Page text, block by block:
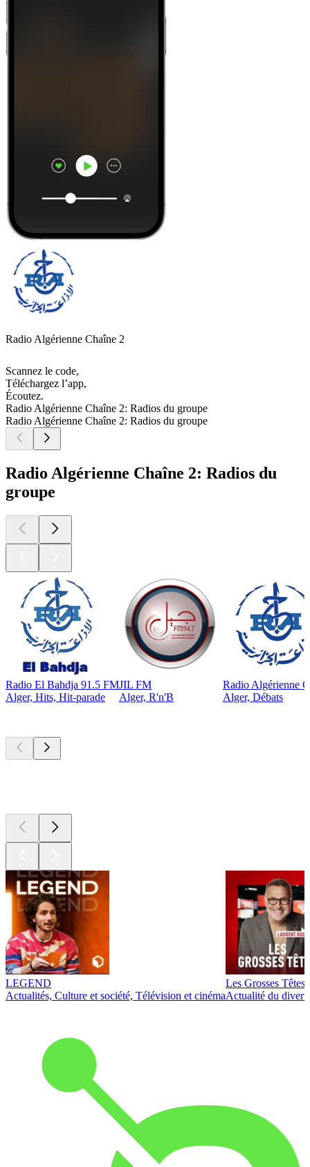
Radio Algérienne Chaîne 2
Scannez le code,
Téléchargez l’app,
Écoutez.
Radio Algérienne Chaîne 2: Radios du groupe
Radio Algérienne Chaîne 2: Radios du groupe
Radio Algérienne Chaîne 2: Radios du
groupe
Radio El Bahdja 91.5 FM
Alger, Hits, Hit-parade
JIL FM
Alger, R'n'B
Radio Algérienne
Alger, Débats
LEGEND
Actualités, Culture et société, Télévision et cinéma
Les Grosses Têtes
Actualité du